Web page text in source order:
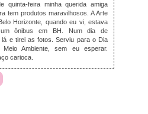
quinta-feira minha querida amiga
tem produtos maravilhosos. A Arte
Horizonte, quando eu vi, estava
ônibus em BH. Num dia de
lá e tirei as fotos. Serviu para o Dia
Meio Ambiente, sem eu esperar.
carioca.